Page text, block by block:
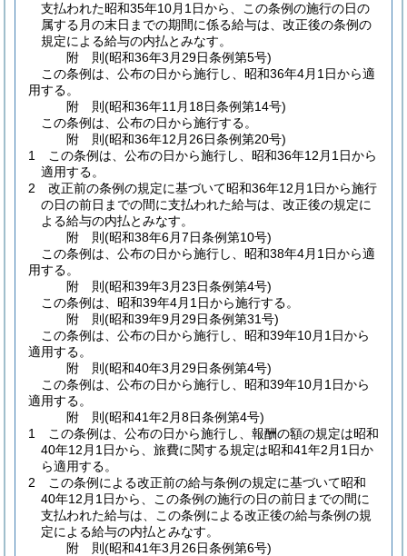
支払われた昭和35年10月1日から、この条例の施行の日の
属する月の末日までの期間に係る給与は、改正後の条例の
規定による給与の内払とみなす。
附 則(昭和36年3月29日条例第5号)
この条例は、公布の日から施行し、昭和36年4月1日から適
用する。
附 則(昭和36年11月18日条例第14号)
この条例は、公布の日から施行する。
附 則(昭和36年12月26日条例第20号)
1
この条例は、公布の日から施行し、昭和36年12月1日から
適用する。
2
改正前の条例の規定に基づいて昭和36年12月1日から施行
の日の前日までの間に支払われた給与は、改正後の規定に
よる給与の内払とみなす。
附 則(昭和38年6月7日条例第10号)
この条例は、公布の日から施行し、昭和38年4月1日から適
用する。
附 則(昭和39年3月23日条例第4号)
この条例は、昭和39年4月1日から施行する。
附 則(昭和39年9月29日条例第31号)
この条例は、公布の日から施行し、昭和39年10月1日から
適用する。
附 則(昭和40年3月29日条例第4号)
この条例は、公布の日から施行し、昭和39年10月1日から
適用する。
附 則(昭和41年2月8日条例第4号)
1
この条例は、公布の日から施行し、報酬の額の規定は昭和
40年12月1日から、旅費に関する規定は昭和41年2月1日か
ら適用する。
2
この条例による改正前の給与条例の規定に基づいて昭和
40年12月1日から、この条例の施行の日の前日までの間に
支払われた給与は、この条例による改正後の給与条例の規
定による給与の内払とみなす。
附 則(昭和41年3月26日条例第6号)